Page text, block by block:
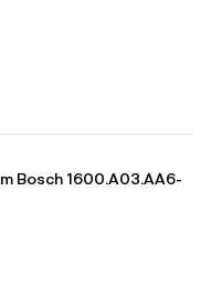
Bosch 1600.A03.AA6-